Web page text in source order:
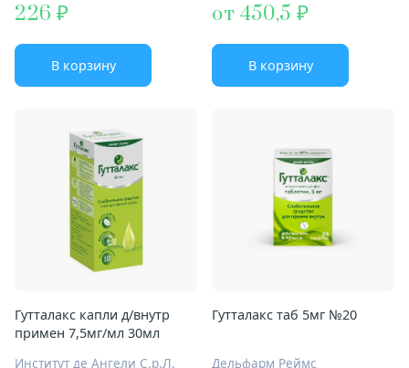
226
В корзину
от 450,5
В корзину
Гутталакс капли д/внутр
примен 7,5мг/мл 30мл
Институт де Ангели С.р.Л.
Гутталакс таб 5мг №20
Дельфарм Реймс